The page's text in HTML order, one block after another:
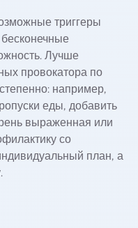
триггеры
Лучше
провокатора по
например,
еды, добавить
выраженная или
со
план, а